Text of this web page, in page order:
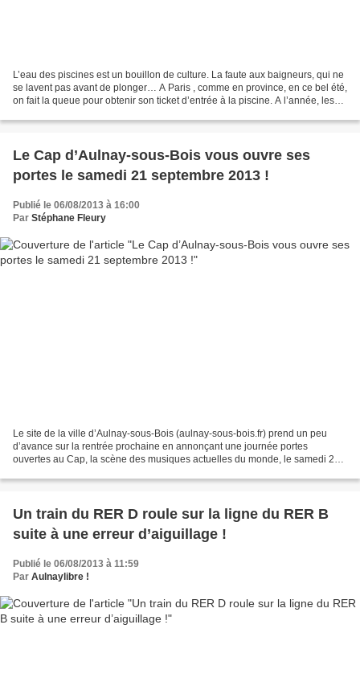
L’eau des piscines est un bouillon de culture. La faute aux baigneurs, qui ne
se lavent pas avant de plonger… A Paris , comme en province, en ce bel été,
on fait la queue pour obtenir son ticket d’entrée à la piscine. A l’année, les
Le Cap d’Aulnay-sous-Bois vous ouvre ses
portes le samedi 21 septembre 2013 !
Publié le 06/08/2013 à 16:00
Par Stéphane Fleury
Le site de la ville d’Aulnay-sous-Bois (aulnay-sous-bois.fr) prend un peu
d’avance sur la rentrée prochaine en annonçant une journée portes
ouvertes au Cap, la scène des musiques actuelles du monde, le samedi 21
Un train du RER D roule sur la ligne du RER B
suite à une erreur d’aiguillage !
Publié le 06/08/2013 à 11:59
Par Aulnaylibre !